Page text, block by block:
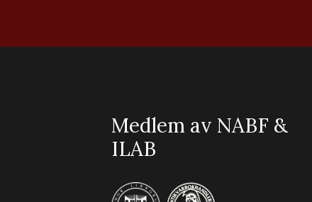
Medlem av NABF &
ILAB